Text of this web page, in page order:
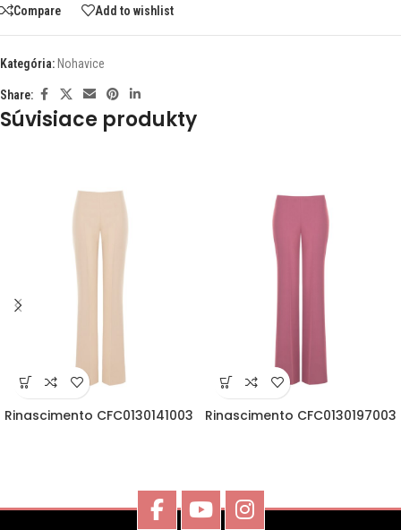
Compare Add to wishlist
Kategória: Nohavice
Share:
Súvisiace produkty
Rinascimento CFC0130141003 Rinascimento CFC0130197003